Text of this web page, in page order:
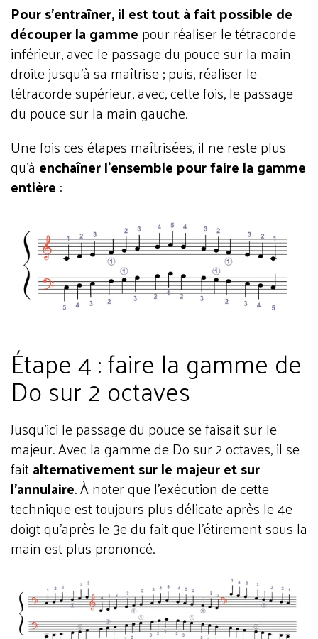
Pour s’entraîner, il est tout à faitpossible de
découper la gammepour réaliser le tétracorde
inférieur, avec le passage du pouce sur la main
droite jusqu’à sa maîtrise ; puis, réaliser le
tétracorde supérieur, avec, cette fois, le passage
du pouce sur la main gauche.
Une fois ces étapes maîtrisées, il ne reste plus
qu’à enchaîner l’ensemble pour faire la gamme
entière:
Étape 4 : faire la gamme de
Do sur 2 octaves
Jusqu’ici le passage du pouce se faisait sur le
majeur. Avec la gamme de Do sur 2 octaves, il se
faitalternativement sur le majeur et sur
l’annulaire. À noter que l’exécution de cette
technique est toujours plus délicate après le 4e
doigt qu’après le 3e du fait que l’étirement sous la
main est plus prononcé.